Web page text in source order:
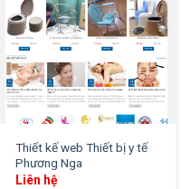
Thiết kế web Thiết bị y tế
Phương Nga
Liên hệ